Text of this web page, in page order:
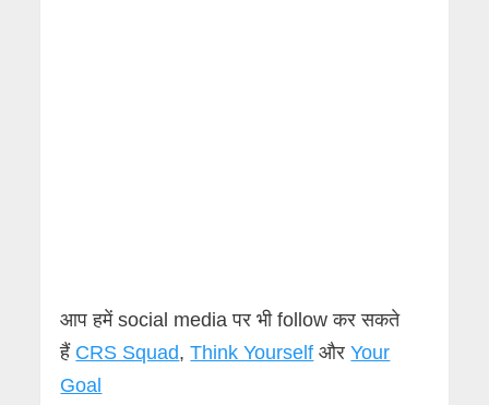
आप हमें social media पर भी follow कर सकते
हैं CRS Squad,Think Yourself औरYour
Goal